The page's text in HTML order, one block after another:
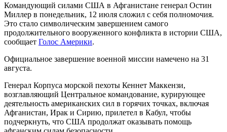
Командующий силами США в Афганистане генерал Остин
Миллер в понедельник, 12 июля сложил с себя полномочия.
Это стало символическим завершением самого
продолжительного вооруженного конфликта в истории США,
сообщает Голос Америки.
Официальное завершение военной миссии намечено на 31
августа.
Генерал Корпуса морской пехоты Кеннет Маккензи,
возглавляющий Центральное командование, курирующее
деятельность американских сил в горячих точках, включая
Афганистан, Ирак и Сирию, прилетел в Кабул, чтобы
подчеркнуть, что США продолжат оказывать помощь